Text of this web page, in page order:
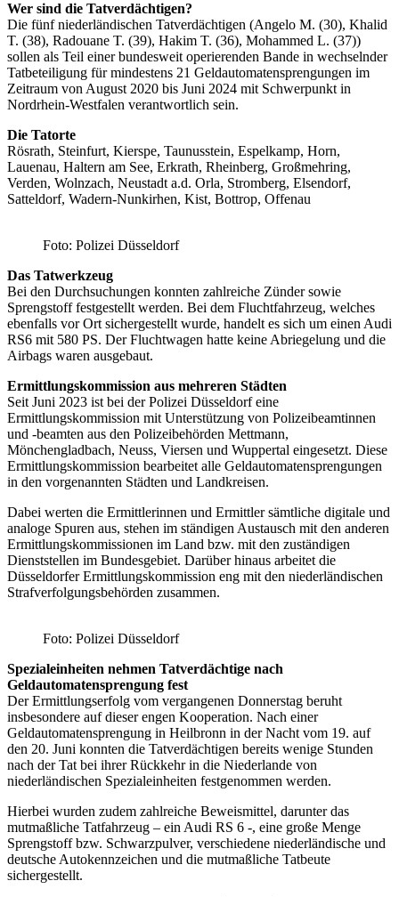
Wer sind die Tatverdächtigen?
Die fünf niederländischen Tatverdächtigen (Angelo M. (30), Khalid
T. (38), Radouane T. (39), Hakim T. (36), Mohammed L. (37))
sollen als Teil einer bundesweit operierenden Bande in wechselnder
Tatbeteiligung für mindestens 21 Geldautomatensprengungen im
Zeitraum von August 2020 bis Juni 2024 mit Schwerpunkt in
Nordrhein-Westfalen verantwortlich sein.
Die Tatorte
Rösrath, Steinfurt, Kierspe, Taunusstein, Espelkamp, Horn,
Lauenau, Haltern am See, Erkrath, Rheinberg, Großmehring,
Verden, Wolnzach, Neustadt a.d. Orla, Stromberg, Elsendorf,
Satteldorf, Wadern-Nunkirhen, Kist, Bottrop, Offenau
Foto: Polizei Düsseldorf
Das Tatwerkzeug
Bei den Durchsuchungen konnten zahlreiche Zünder sowie
Sprengstoff festgestellt werden. Bei dem Fluchtfahrzeug, welches
ebenfalls vor Ort sichergestellt wurde, handelt es sich um einen Audi
RS6 mit 580 PS. Der Fluchtwagen hatte keine Abriegelung und die
Airbags waren ausgebaut.
Ermittlungskommission aus mehreren Städten
Seit Juni 2023 ist bei der Polizei Düsseldorf eine
Ermittlungskommission mit Unterstützung von Polizeibeamtinnen
und -beamten aus den Polizeibehörden Mettmann,
Mönchengladbach, Neuss, Viersen und Wuppertal eingesetzt. Diese
Ermittlungskommission bearbeitet alle Geldautomatensprengungen
in den vorgenannten Städten und Landkreisen.
Dabei werten die Ermittlerinnen und Ermittler sämtliche digitale und
analoge Spuren aus, stehen im ständigen Austausch mit den anderen
Ermittlungskommissionen im Land bzw. mit den zuständigen
Dienststellen im Bundesgebiet. Darüber hinaus arbeitet die
Düsseldorfer Ermittlungskommission eng mit den niederländischen
Strafverfolgungsbehörden zusammen.
Foto: Polizei Düsseldorf
Spezialeinheiten nehmen Tatverdächtige nach
Geldautomatensprengung fest
Der Ermittlungserfolg vom vergangenen Donnerstag beruht
insbesondere auf dieser engen Kooperation. Nach einer
Geldautomatensprengung in Heilbronn in der Nacht vom 19. auf
den 20. Juni konnten die Tatverdächtigen bereits wenige Stunden
nach der Tat bei ihrer Rückkehr in die Niederlande von
niederländischen Spezialeinheiten festgenommen werden.
Hierbei wurden zudem zahlreiche Beweismittel, darunter das
mutmaßliche Tatfahrzeug – ein Audi RS 6 -, eine große Menge
Sprengstoff bzw. Schwarzpulver, verschiedene niederländische und
deutsche Autokennzeichen und die mutmaßliche Tatbeute
sichergestellt.